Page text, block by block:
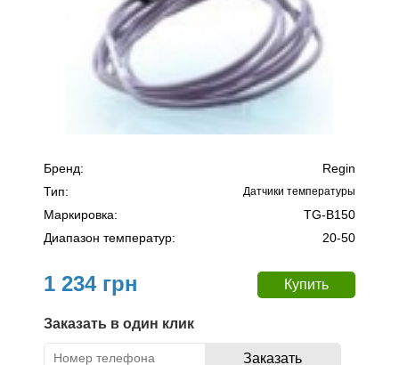
Бренд:
Regin
Тип:
Датчики температуры
Маркировка:
TG-B150
Диапазон температур:
20-50
1 234 грн
Заказать в один клик